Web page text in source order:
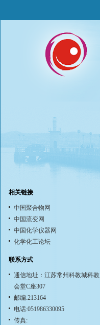
相关链接
中国聚合物网
中国流变网
中国化学仪器网
化学化工论坛
联系方式
通信地址：江苏常州科教城科教
会堂C座307
邮编:213164
电话:051986330095
传真: